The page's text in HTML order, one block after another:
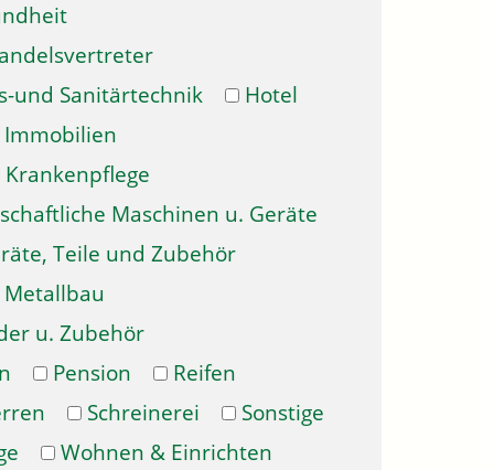
und Sanitärtechnik
Hotel
Immobilien
Krankenpflege
Maschinen u. Geräte
Teile und Zubehör
Metallbau
u. Zubehör
Pension
Reifen
Schreinerei
Sonstige
Wohnen & Einrichten